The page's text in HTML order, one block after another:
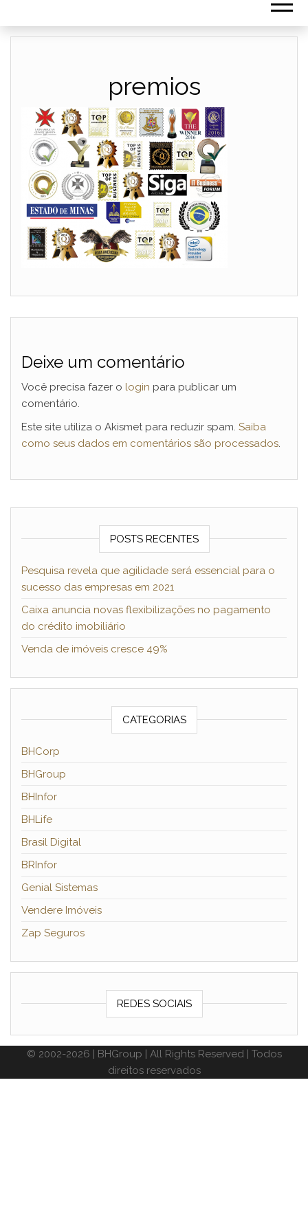
premios
Deixe um comentário
Você precisa fazer o login para publicar um
comentário.
Este site utiliza o Akismet para reduzir spam. Saiba
como seus dados em comentários são processados.
POSTS RECENTES
Pesquisa revela que agilidade será essencial para o
sucesso das empresas em 2021
Caixa anuncia novas flexibilizações no pagamento
do crédito imobiliário
Venda de imóveis cresce 49%
CATEGORIAS
BHCorp
BHGroup
BHInfor
BHLife
Brasil Digital
BRInfor
Genial Sistemas
Vendere Imóveis
Zap Seguros
REDES SOCIAIS
© 2002-2026 | BHGroup | All Rights Reserved | Todos
direitos reservados